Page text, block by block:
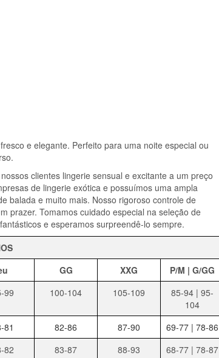
e elegante. Perfeito para uma noite especial ou
clientes lingerie sensual e excitante a um preço
de lingerie exótica e possuímos uma ampla
balada e muito mais. Nosso rigoroso controle de
prazer. Tomamos cuidado especial na seleção de
e esperamos surpreendê-lo sempre.
GG XXG
P/M | G/GG
99 100-104 105-109
85-94 | 95-
104
81 82-86 87-90
69-77 | 78-86
82 83-87 88-93
68-77 | 78-87